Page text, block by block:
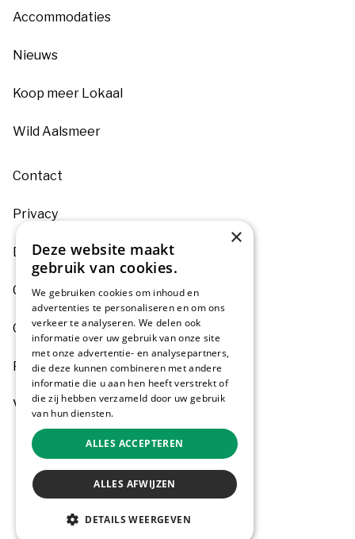
Accommodaties
Nieuws
Koop meer Lokaal
Wild Aalsmeer
Contact
Privacy
Disclaimer
Colofon
Gemeente Aalsmeer
Pers
Voor ondernemers
×
Deze website maakt
gebruik van cookies.
We gebruiken cookies om inhoud en
advertenties te personaliseren en om ons
verkeer te analyseren. We delen ook
informatie over uw gebruik van onze site
met onze advertentie- en analysepartners,
die deze kunnen combineren met andere
informatie die u aan hen heeft verstrekt of
die zij hebben verzameld door uw gebruik
van hun diensten.
ALLES ACCEPTEREN
ALLES AFWIJZEN
DETAILS WEERGEVEN